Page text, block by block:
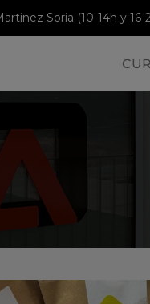
Soria (10-14h y